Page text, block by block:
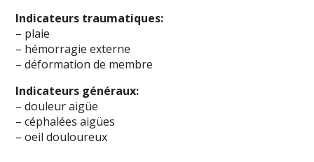
Indicateurs traumatiques:
– plaie
– hémorragie externe
– déformation de membre
Indicateurs généraux:
– douleur aigüe
– céphalées aigües
– oeil douloureux